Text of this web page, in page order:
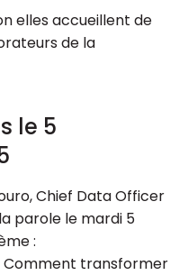
elles accueillent de
de la
le 5
Chief Data Officer
parole le mardi 5
:
Comment transformer